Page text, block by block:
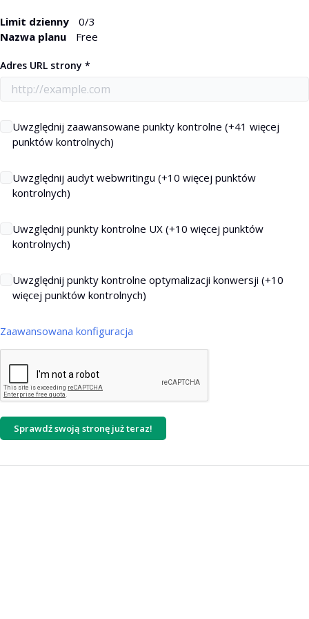
Limit dzienny 0/3
Nazwa planu
Free
Adres URL strony *
Uwzględnij zaawansowane punkty kontrolne (+41 więcej
punktów kontrolnych)
Uwzględnij audyt webwritingu (+10 więcej punktów
kontrolnych)
Uwzględnij punkty kontrolne UX (+10 więcej punktów
kontrolnych)
Uwzględnij punkty kontrolne optymalizacji konwersji (+10
więcej punktów kontrolnych)
Zaawansowana konfiguracja
Renderowanie JavaScript
Sprawdź swoją stronę już teraz!